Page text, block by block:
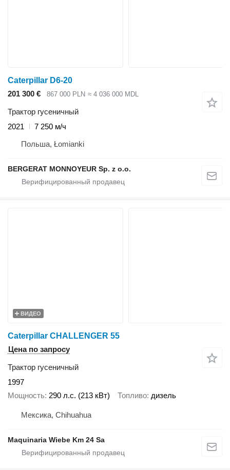
Caterpillar D6-20
201 300 €
867 000 PLN ≈ 4 036 000 MDL
Трактор гусеничный
2021
7 250 м/ч
Польша, Łomianki
BERGERAT MONNOYEUR Sp. z o.o.
ВИДЕО
Caterpillar CHALLENGER 55
Цена по запросу
Трактор гусеничный
1997
Мощность 290 л.с. (213 кВт) Топливо дизель
Мексика, Chihuahua
Maquinaria Wiebe Km 24 Sa